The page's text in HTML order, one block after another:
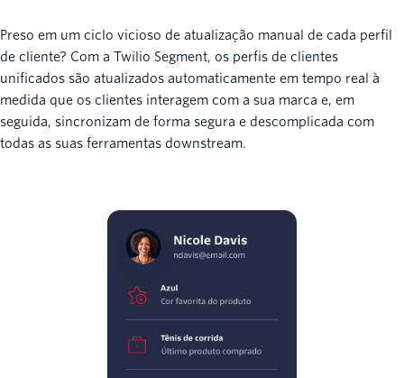
Preso em um ciclo vicioso de atualização manual de cada perfil
de cliente? Com a Twilio Segment, os perfis de clientes
unificados são atualizados automaticamente em tempo real à
medida que os clientes interagem com a sua marca e, em
seguida, sincronizam de forma segura e descomplicada com
todas as suas ferramentas downstream.